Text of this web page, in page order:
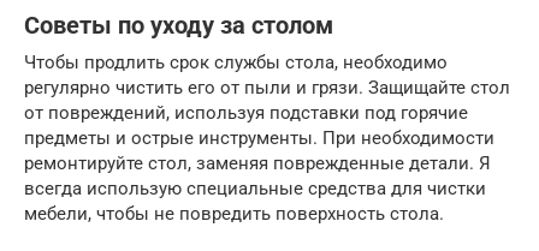
Советы по уходу за столом
Чтобы продлить срок службы стола, необходимо
регулярно чистить его от пыли и грязи. Защищайте стол
от повреждений, используя подставки под горячие
предметы и острые инструменты. При необходимости
ремонтируйте стол, заменяя поврежденные детали. Я
всегда использую специальные средства для чистки
мебели, чтобы не повредить поверхность стола.